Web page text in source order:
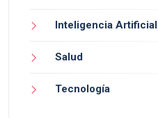
Inteligencia Artificial
Salud
Tecnología